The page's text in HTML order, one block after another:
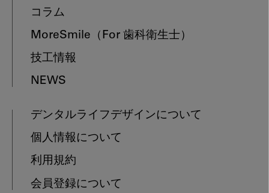
コラム
MoreSmile （For 歯科衛生士）
技工情報
NEWS
デンタルライフデザインについて
個人情報について
利用規約
会員登録について